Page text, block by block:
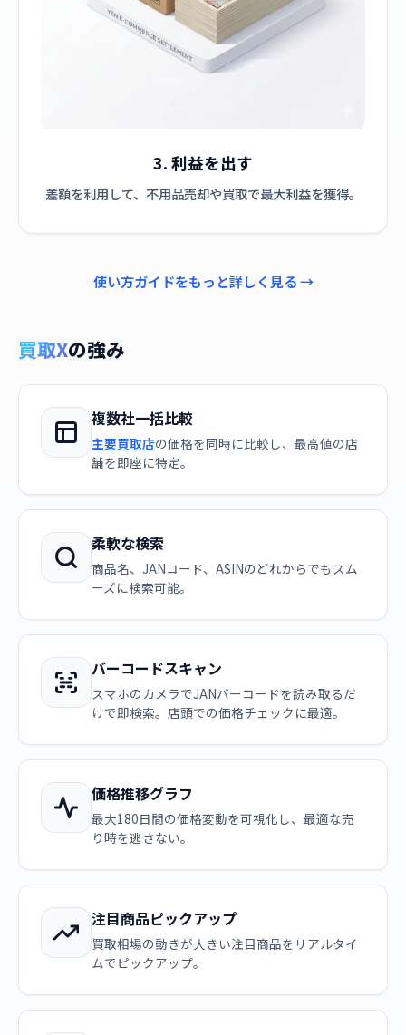
3. 利益を出す
差額を利用して、不用品売却や買取で最大利益を獲得。
使い方ガイドをもっと詳しく見る →
買取Xの強み
複数社一括比較
主要買取店の価格を同時に比較し、最高値の店
舗を即座に特定。
柔軟な検索
商品名、JANコード、ASINのどれからでもスム
ーズに検索可能。
バーコードスキャン
スマホのカメラでJANバーコードを読み取るだ
けで即検索。店頭での価格チェックに最適。
価格推移グラフ
最大180日間の価格変動を可視化し、最適な売
り時を逃さない。
注目商品ピックアップ
買取相場の動きが大きい注目商品をリアルタイ
ムでピックアップ。